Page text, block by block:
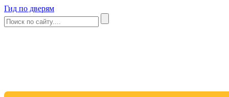
Гид по дверям